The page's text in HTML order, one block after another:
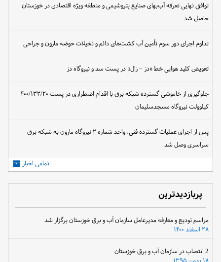
توافق نهایی تعرفه آب‌بهای صنایع پتروشیمی و منطقه ویژه اقتصادی در خوزستان
حاصل شد
تداوم اجرای دور سوم تأمین آب کشت‌های دائم و نخیلات حوضه مارون و جراحی
تعویض کلید هوایی خط «دز – زال» در پست سد و نیروگاه دز
جلوگیری از خاموشی گسترده شبکه برق با اقدام اضطراری در پست ۴۰۰/۱۳۲/۲۰
کیلوولت نیروگاه مسجدسلیمان
پس از اجرای عملیات گسترده فنی، واحد شماره ۲ نیروگاه مارون به شبکه برق
سراسری وصل شد
تمامی اخبار
پربازدیدترین
مراسم تودیع و معارفه مدیرعامل سازمان آب و برق خوزستان برگزار شد
۲۸ اسفند ۱۴۰۰